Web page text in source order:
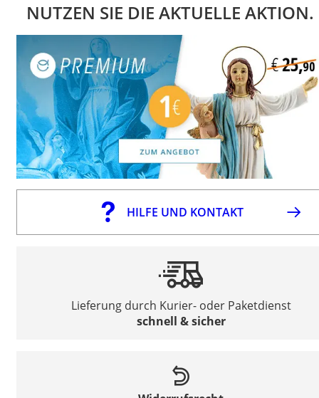
NUTZEN SIE DIE AKTUELLE AKTION.
HILFE UND KONTAKT
Lieferung durch Kurier- oder Paketdienst
schnell & sicher